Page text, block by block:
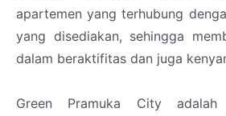
apartemen yang terhubung
yang disediakan, sehingga
dalam beraktifitas dan juga
Green Pramuka City adalah